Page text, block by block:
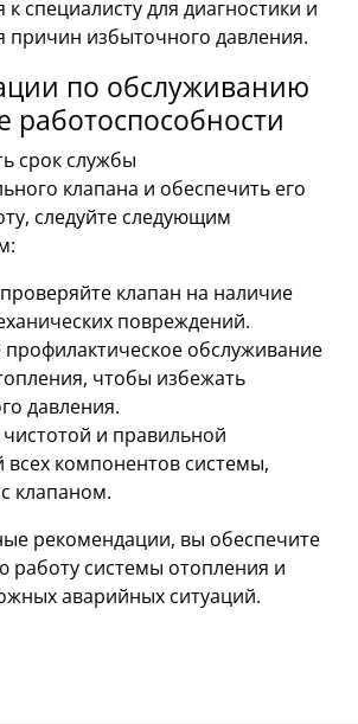
к специалисту для диагностики и
причин избыточного давления.
по обслуживанию
работоспособности
срок службы
клапана и обеспечить его
следуйте следующим
клапан на наличие
повреждений.
обслуживание
чтобы избежать
давления.
чистотой и правильной
всех компонентов системы,
клапаном.
рекомендации, вы обеспечите
работу системы отопления и
аварийных ситуаций.